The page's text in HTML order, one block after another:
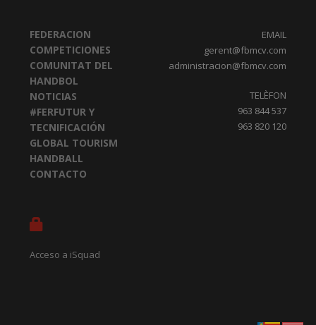
FEDERACION
COMPETICIONES
COMUNITAT DEL
HANDBOL
NOTICIAS
#FERFUTUR Y
TECNIFICACIÓN
GLOBAL TOURISM
HANDBALL
CONTACTO
Acceso a iSquad
EMAIL
gerent@fbmcv.com
administracion@fbmcv.com
TELÈFON
963 844 537
963 820 120